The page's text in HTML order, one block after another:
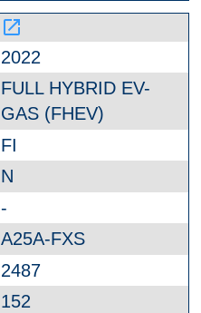
launch
2022
FULL HYBRID EV-
GAS (FHEV)
FI
N
-
A25A-FXS
2487
152